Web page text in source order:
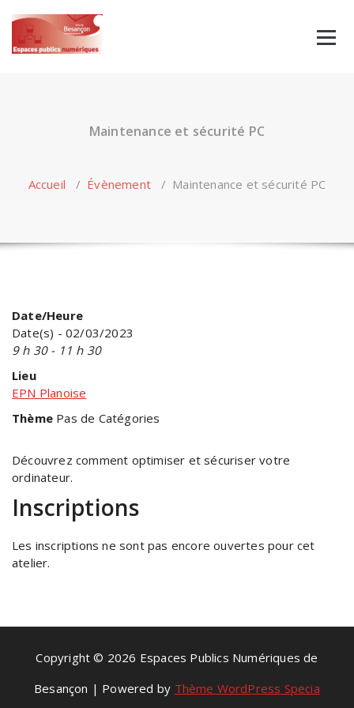
content
Maintenance et sécurité PC
Accueil / Évènement / Maintenance et sécurité PC
Date/Heure
Date(s) - 02/03/2023
9 h 30 - 11 h 30
Lieu
EPN Planoise
Thème Pas de Catégories
Découvrez comment optimiser et sécuriser votre
ordinateur.
Inscriptions
Les inscriptions ne sont pas encore ouvertes pour cet
atelier.
Copyright © 2026 Espaces Publics Numériques de
Besançon | Powered by Thème WordPress Specia